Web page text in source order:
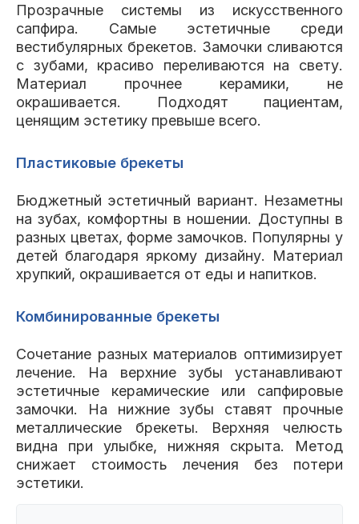
Прозрачные системы из искусственного
сапфира. Самые эстетичные среди
вестибулярных брекетов. Замочки сливаются
с зубами, красиво переливаются на свету.
Материал прочнее керамики, не
окрашивается. Подходят пациентам,
ценящим эстетику превыше всего.
Пластиковые брекеты
Бюджетный эстетичный вариант. Незаметны
на зубах, комфортны в ношении. Доступны в
разных цветах, форме замочков. Популярны у
детей благодаря яркому дизайну. Материал
хрупкий, окрашивается от еды и напитков.
Комбинированные брекеты
Сочетание разных материалов оптимизирует
лечение. На верхние зубы устанавливают
эстетичные керамические или сапфировые
замочки. На нижние зубы ставят прочные
металлические брекеты. Верхняя челюсть
видна при улыбке, нижняя скрыта. Метод
снижает стоимость лечения без потери
эстетики.